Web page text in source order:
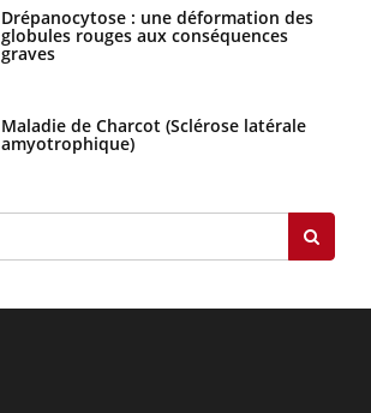
Drépanocytose : une déformation des
globules rouges aux conséquences
graves
Maladie de Charcot (Sclérose latérale
amyotrophique)